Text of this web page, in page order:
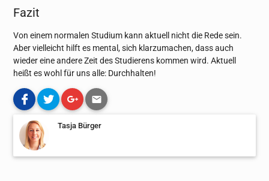
Fazit
Von einem normalen Studium kann aktuell nicht die Rede sein.
Aber vielleicht hilft es mental, sich klarzumachen, dass auch
wieder eine andere Zeit des Studierens kommen wird. Aktuell
heißt es wohl für uns alle: Durchhalten!
Tasja Bürger